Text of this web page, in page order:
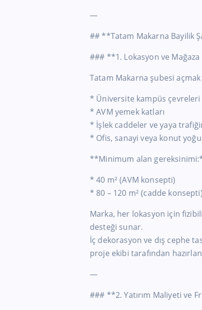
—
## **Tatam Makarna Bayilik
### **1. Lokasyon ve
Tatam Makarna şubesi
* Üniversite kampüs çevreleri
* AVM yemek katları
* İşlek caddeler ve yaya
* Ofis, sanayi veya konut
**Minimum alan
* 40 m² (AVM konsepti)
* 80 – 120 m² (cadde konsepti)
Marka, her lokasyon için
desteği sunar.
İç dekorasyon ve dış cephe
proje ekibi tarafından
—
### **2. Yatırım Maliyeti ve